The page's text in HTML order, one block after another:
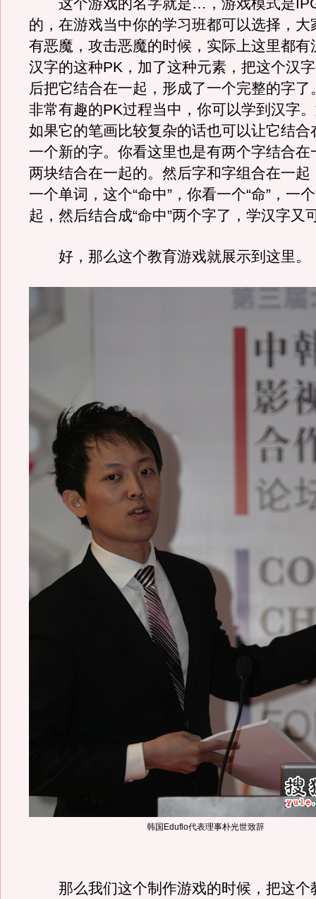
这个游戏的名字就是…，游戏模式是
的，在游戏当中你的学习班都可以选择，大
有恶魔，攻击恶魔的时候，实际上这里都有
汉字的这种PK，加了这种元素，把这个汉
后把它结合在一起，形成了一个完整的字了
非常有趣的PK过程当中，你可以学到汉字
如果它的笔画比较复杂的话也可以让它结合
一个新的字。你看这里也是有两个字结合在
两块结合在一起的。然后字和字组合在一起
一个单词，这个“命中”，你看一个“命”，一
起，然后结合成“命中”两个字了，学汉字又
好，那么这个教育游戏就展示到这里。
韩国Eduflo代表理事朴光世致辞
那么我们这个制作游戏的时候，把这个